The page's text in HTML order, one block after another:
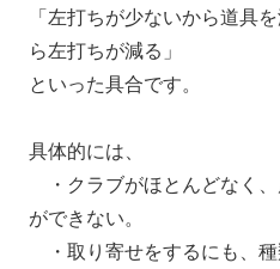
「左打ちが少ないから道具
ら左打ちが減る」
といった具合です。
具体的には、
・クラブがほとんどなく
ができない。
・取り寄せをするにも、種